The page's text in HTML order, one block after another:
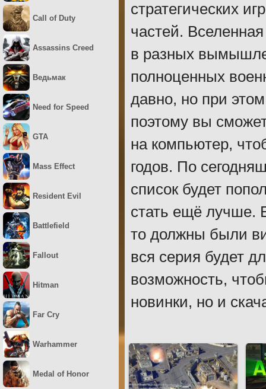
стратегических
частей.
в разных
полноценных
давно, но при
поэтому вы
на компьютер,
годов. По
список будет
стать ещё лучше.
то должны были
вся серия будет
возможность,
новинки, но и
Call of Duty
Assassins Creed
Ведьмак
Need for Speed
GTA
Mass Effect
Resident Evil
Battlefield
Fallout
Hitman
Far Cry
Warhammer
Medal of Honor